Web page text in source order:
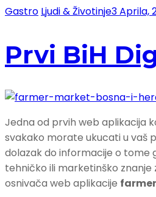
Gastro Ljudi & Životinje3 Aprila,
Prvi BiH
Jedna od prvih web aplikacija
svakako morate ukucati u vaš
dolazak do informacije o tome
tehničko ili marketinško
osnivača web aplikacije